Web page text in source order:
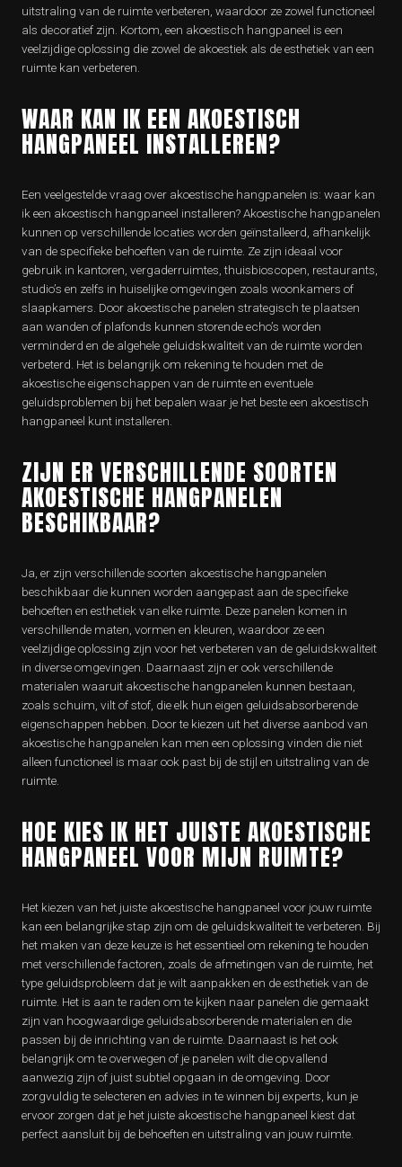
uitstraling van de ruimte verbeteren, waardoor ze zowel functioneel
als decoratief zijn. Kortom, een akoestisch hangpaneel is een
veelzijdige oplossing die zowel de akoestiek als de esthetiek van een
ruimte kan verbeteren.
WAAR KAN IK EEN AKOESTISCH
HANGPANEEL INSTALLEREN?
Een veelgestelde vraag over akoestische hangpanelen is: waar kan
ik een akoestisch hangpaneel installeren? Akoestische hangpanelen
kunnen op verschillende locaties worden geïnstalleerd, afhankelijk
van de specifieke behoeften van de ruimte. Ze zijn ideaal voor
gebruik in kantoren, vergaderruimtes, thuisbioscopen, restaurants,
studio’s en zelfs in huiselijke omgevingen zoals woonkamers of
slaapkamers. Door akoestische panelen strategisch te plaatsen
aan wanden of plafonds kunnen storende echo’s worden
verminderd en de algehele geluidskwaliteit van de ruimte worden
verbeterd. Het is belangrijk om rekening te houden met de
akoestische eigenschappen van de ruimte en eventuele
geluidsproblemen bij het bepalen waar je het beste een akoestisch
hangpaneel kunt installeren.
ZIJN ER VERSCHILLENDE SOORTEN
AKOESTISCHE HANGPANELEN
BESCHIKBAAR?
Ja, er zijn verschillende soorten akoestische hangpanelen
beschikbaar die kunnen worden aangepast aan de specifieke
behoeften en esthetiek van elke ruimte. Deze panelen komen in
verschillende maten, vormen en kleuren, waardoor ze een
veelzijdige oplossing zijn voor het verbeteren van de geluidskwaliteit
in diverse omgevingen. Daarnaast zijn er ook verschillende
materialen waaruit akoestische hangpanelen kunnen bestaan,
zoals schuim, vilt of stof, die elk hun eigen geluidsabsorberende
eigenschappen hebben. Door te kiezen uit het diverse aanbod van
akoestische hangpanelen kan men een oplossing vinden die niet
alleen functioneel is maar ook past bij de stijl en uitstraling van de
ruimte.
HOE KIES IK HET JUISTE AKOESTISCHE
HANGPANEEL VOOR MIJN RUIMTE?
Het kiezen van het juiste akoestische hangpaneel voor jouw ruimte
kan een belangrijke stap zijn om de geluidskwaliteit te verbeteren. Bij
het maken van deze keuze is het essentieel om rekening te houden
met verschillende factoren, zoals de afmetingen van de ruimte, het
type geluidsprobleem dat je wilt aanpakken en de esthetiek van de
ruimte. Het is aan te raden om te kijken naar panelen die gemaakt
zijn van hoogwaardige geluidsabsorberende materialen en die
passen bij de inrichting van de ruimte. Daarnaast is het ook
belangrijk om te overwegen of je panelen wilt die opvallend
aanwezig zijn of juist subtiel opgaan in de omgeving. Door
zorgvuldig te selecteren en advies in te winnen bij experts, kun je
ervoor zorgen dat je het juiste akoestische hangpaneel kiest dat
perfect aansluit bij de behoeften en uitstraling van jouw ruimte.